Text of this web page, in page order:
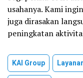
usahanya. Kami
juga dirasakan
peningkatan
KAI Group